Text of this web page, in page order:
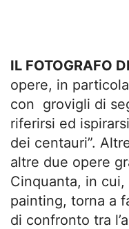
IL FOTOGRAFO
opere, in
con grovigli di
riferirsi ed
dei centauri”.
altre due opere
Cinquanta, in
painting, torna a
di confronto tra